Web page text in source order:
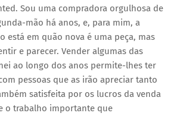
Sou uma compradora orgulhosa de
mão há anos, e, para mim, a
está em quão nova é uma peça, mas
e parecer. Vender algumas das
ao longo dos anos permite-lhes ter
pessoas que as irão apreciar tanto
satisfeita por os lucros da venda
o trabalho importante que